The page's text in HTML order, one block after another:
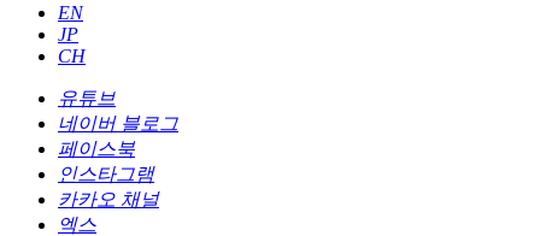
EN
JP
CH
유튜브
네이버 블로그
페이스북
인스타그램
카카오 채널
엑스